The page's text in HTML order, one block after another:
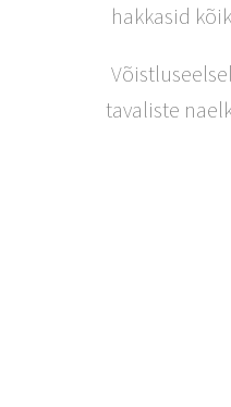
hakkasid
tavaliste